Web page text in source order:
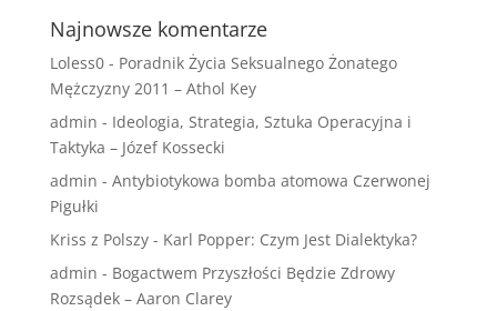
Najnowsze komentarze
Loless0- Poradnik Życia Seksualnego Żonatego
Mężczyzny 2011 – Athol Key
admin - Ideologia, Strategia, Sztuka Operacyjna i
Taktyka – Józef Kossecki
admin - Antybiotykowa bomba atomowa Czerwonej
Pigułki
Kriss z Polszy- Karl Popper: Czym Jest Dialektyka?
admin - Bogactwem Przyszłości Będzie Zdrowy
Rozsądek – Aaron Clarey